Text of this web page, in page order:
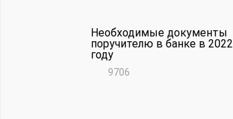
Необходимые документы
поручителю в банке в 2022
году
9706